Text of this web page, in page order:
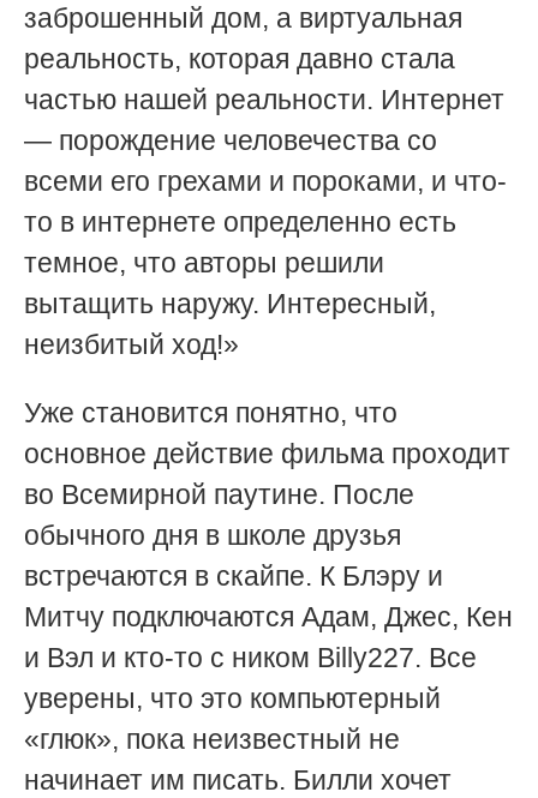
заброшенный дом, а виртуальная
реальность, которая давно стала
частью нашей реальности. Интернет
— порождение человечества со
всеми его грехами и пороками, и что-
то в интернете определенно есть
темное, что авторы решили
вытащить наружу. Интересный,
неизбитый ход!»
Уже становится понятно, что
основное действие фильма проходит
во Всемирной паутине. После
обычного дня в школе друзья
встречаются в скайпе. К Блэру и
Митчу подключаются Адам, Джес, Кен
и Вэл и кто-то с ником Billy227. Все
уверены, что это компьютерный
«глюк», пока неизвестный не
начинает им писать. Билли хочет